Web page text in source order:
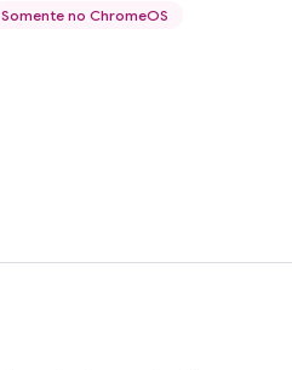
Somente no ChromeOS